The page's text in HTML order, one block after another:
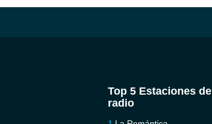
Top 5 Estaciones de
radio